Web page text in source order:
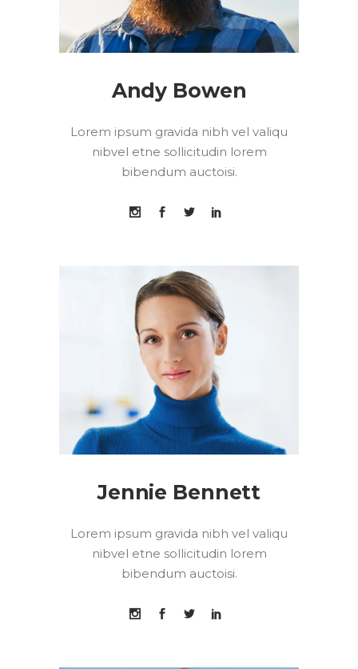
Andy Bowen
Lorem ipsum gravida nibh vel valiqu
nibvel etne sollicitudin lorem
bibendum auctoisi.
Jennie Bennett
Lorem ipsum gravida nibh vel valiqu
nibvel etne sollicitudin lorem
bibendum auctoisi.